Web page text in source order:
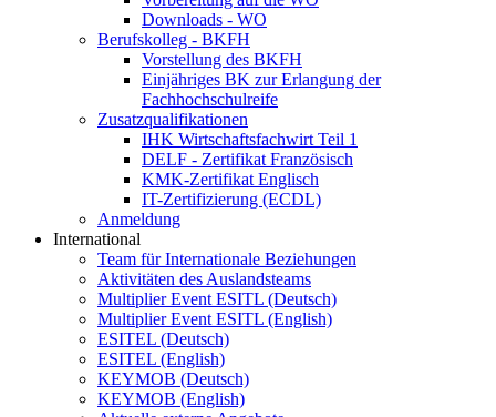
Downloads - WO
Berufskolleg - BKFH
Vorstellung des BKFH
Einjähriges BK zur Erlangung der
Fachhochschulreife
Zusatzqualifikationen
IHK Wirtschaftsfachwirt Teil 1
DELF - Zertifikat Französisch
KMK-Zertifikat Englisch
IT-Zertifizierung (ECDL)
Anmeldung
International
Team für Internationale Beziehungen
Aktivitäten des Auslandsteams
Multiplier Event ESITL (Deutsch)
Multiplier Event ESITL (English)
ESITEL (Deutsch)
ESITEL (English)
KEYMOB (Deutsch)
KEYMOB (English)